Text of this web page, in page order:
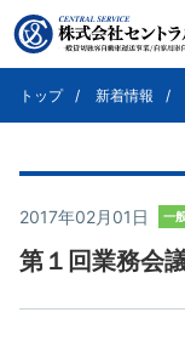
トップ 新着情報
2017年02月01日 一
第１回業務会